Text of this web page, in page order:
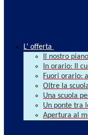
L’ offerta
Il nostro
In orario: Il
Fuori orario:
Oltre la
Una scuola
Un ponte tra
Apertura al